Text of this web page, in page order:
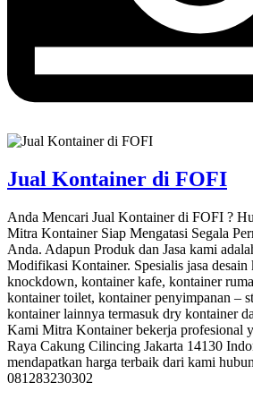
Jual Kontainer di FOFI
Anda Mencari Jual Kontainer di FOFI ?
Mitra Kontainer Siap Mengatasi Segala
Anda. Adapun Produk dan Jasa kami
Modifikasi Kontainer. Spesialis jasa desain
knockdown, kontainer kafe, kontainer
kontainer toilet, kontainer penyimpanan –
kontainer lainnya termasuk dry kontainer
Kami Mitra Kontainer bekerja profesional
Raya Cakung Cilincing Jakarta 14130
mendapatkan harga terbaik dari kami
081283230302